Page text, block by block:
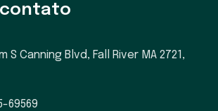
contato
S Canning Blvd, Fall River MA 2721,
69569